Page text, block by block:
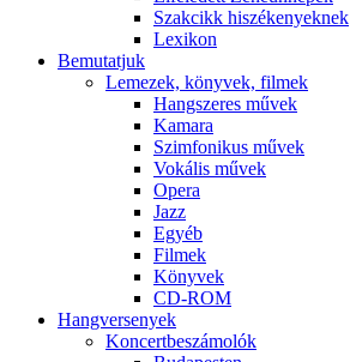
Szakcikk hiszékenyeknek
Lexikon
Bemutatjuk
Lemezek, könyvek, filmek
Hangszeres művek
Kamara
Szimfonikus művek
Vokális művek
Opera
Jazz
Egyéb
Filmek
Könyvek
CD-ROM
Hangversenyek
Koncertbeszámolók